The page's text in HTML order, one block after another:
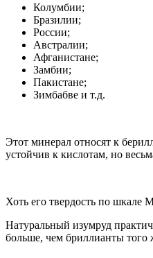
Колумбии;
Бразилии;
России;
Австралии;
Афганистане;
Замбии;
Пакистане;
Зимбабве и т.д.
Этот минерал относят к
устойчив к кислотам, но
Хоть его твердость по шкале
Натуральный изумруд
больше, чем бриллианты того